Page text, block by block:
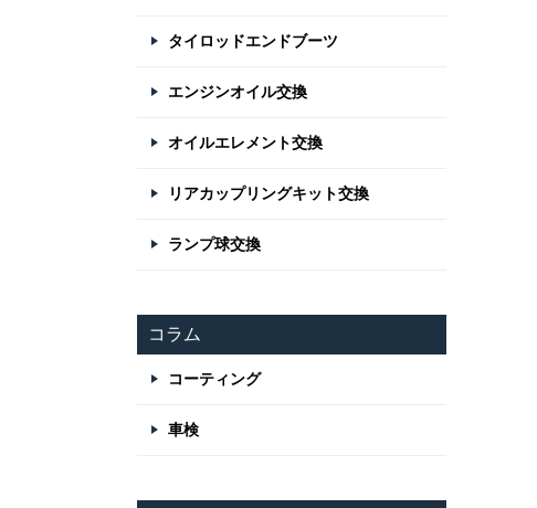
タイロッドエンドブーツ
エンジンオイル交換
オイルエレメント交換
リアカップリングキット交換
ランプ球交換
コラム
コーティング
車検